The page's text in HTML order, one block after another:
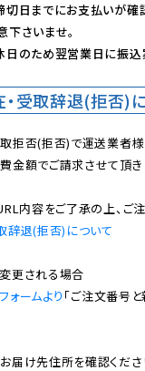
切日までにお支払いが確
下さいませ。
のため翌営業日に振込
受取辞退(拒否)
拒否(拒否)で運送業者
金額でご請求させて頂き
辞退(拒否)について
ォームより 「ご注文番号
届け先住所を確認くださ